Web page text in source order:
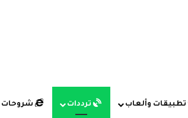
تطبيقات وألعاب ترددات شروحات